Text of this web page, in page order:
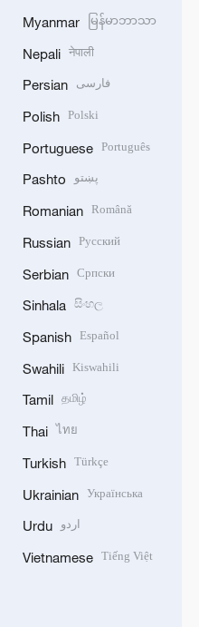
Myanmar မြန်မာဘာသာ
Nepali नेपाली
Persian فارسی
Polish Polski
Portuguese Português
Pashto پښتو
Romanian Română
Russian Русский
Serbian Српски
Sinhala සිංහල
Spanish Español
Swahili Kiswahili
Tamil தமிழ்
Thai ไทย
Turkish Türkçe
Ukrainian Українська
Urdu اردو
Vietnamese Tiếng Việt